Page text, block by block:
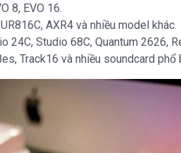
8, EVO 16.
AXR4 và nhiều model khác.
24C, Studio 68C, Quantum 2626,
Track16 và nhiều soundcard phổ